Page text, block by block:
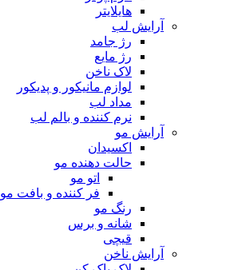
هایلایتر
آرایش لب
رژ جامد
رژ مایع
لاک ناخن
لوازم مانیکور و پدیکور
مداد لب
نرم کننده و بالم لب
آرایش مو
اکسیدان
حالت دهنده مو
اتو مو
فر کننده و بافت مو
رنگ مو
شانه و برس
قیچی
آرایش ناخن